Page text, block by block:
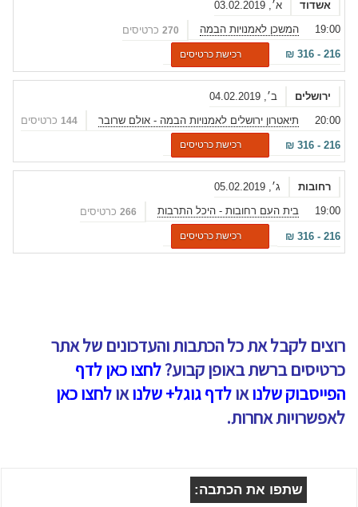
אשדוד
א׳, 03.02.2019
19:00
המשכן לאמנויות הבמה 270 כרטיסים
216
-
316
₪ רכישת כרטיסים
ירושלים
ב׳, 04.02.2019
20:00
תיאטרון ירושלים לאמנויות הבמה - אולם שרובר 144 כרטיסים
216
-
316
₪ רכישת כרטיסים
רחובות
ג׳, 05.02.2019
19:00
בית העם רחובות - היכל התרבות 266 כרטיסים
216
-
316
₪ רכישת כרטיסים
רוצים לקבל את כל הכתבות והעדכונים של אתר
כרטיסים ברשת באופן קבוע?לחצו כאן לדף
הפייסבוק שלנואולדף גוגל+ שלנואולחצו כאן
לאפשרויות אחרות.
שתפו את הכתבה: